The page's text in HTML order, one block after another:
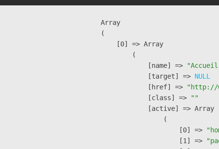
Array
(
    [0] => Array
        (
            [name] =>
            [target] =>
NULL
            [href] =>
"http://
            [class] =>
""
            [active] => Array
                (
                    [0] =>
                    [1] =>